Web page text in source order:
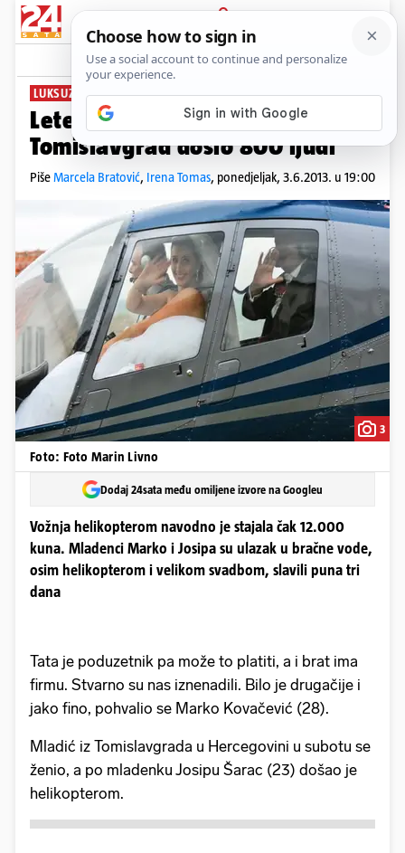
PRIJAVA
News Komentari
LUKSUZ U BIH
Leteći mladenci: Na svadbu u
Tomislavgrad došlo 800 ljudi
PišeMarcela Bratović, Irena Tomas, ponedjeljak, 3.6.2013. u 19:00
3
Foto: Foto Marin Livno
Dodaj 24sata među omiljene izvore na Googleu
Vožnja helikopterom navodno je stajala čak 12.000
kuna. Mladenci Marko i Josipa su ulazak u bračne vode,
osim helikopterom i velikom svadbom, slavili puna tri
dana
Tata je poduzetnik pa može to platiti, a i brat ima
firmu. Stvarno su nas iznenadili. Bilo je drugačije i
jako fino, pohvalio se Marko Kovačević (28).
Mladić iz Tomislavgrada u Hercegovini u subotu se
ženio, a po mladenku Josipu Šarac (23) došao je
helikopterom.